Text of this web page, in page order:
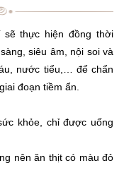
sẽ thực hiện đồng thời
siêu âm, nội soi và
nước tiểu,… để chẩn
đoạn tiềm ẩn.
khỏe, chỉ được uống
nên ăn thịt có màu đỏ